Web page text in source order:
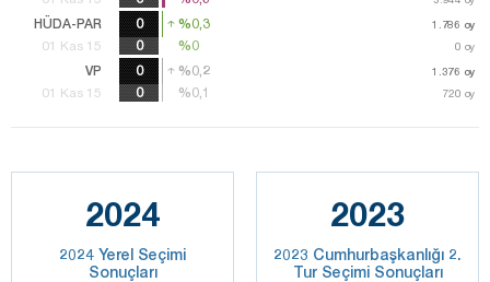
HÜDA-PAR
VP
0
0
%0,3 1.786 oy
%0,2 1.376 oy
%0,3 1.786 oy
%0,2 1.376 oy
01 Kas 15
01 Kas 15
0 %0 0 oy
%0,1 720 oy
%0
%0,1 720 oy
2024
2024 Yerel Seçimi
Sonuçları
2023
2023 Cumhurbaşkanlığı 2.
Tur Seçimi Sonuçları